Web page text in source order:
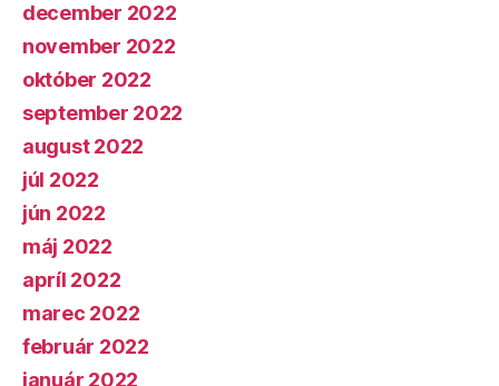
december 2022
november 2022
október 2022
september 2022
august 2022
júl 2022
jún 2022
máj 2022
apríl 2022
marec 2022
február 2022
január 2022